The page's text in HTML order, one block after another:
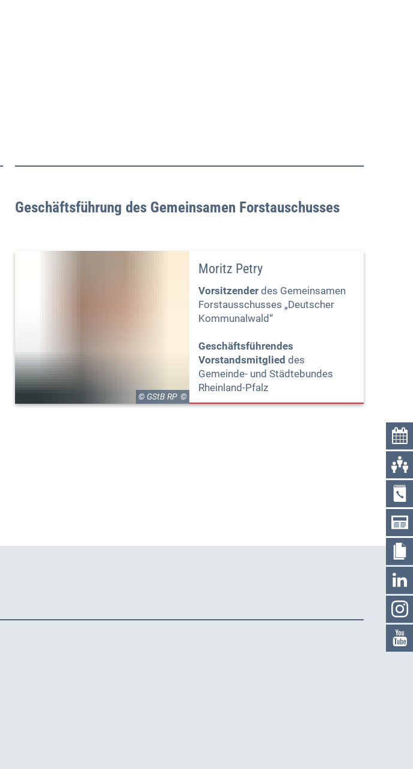
Geschäftsführung des Gemeinsamen Forstauschusses
© GStB RP
Moritz Petry
Vorsitzender des Gemeinsamen
Forstausschusses „Deutscher
Kommunalwald“
Geschäftsführendes
Vorstandsmitglied des
Gemeinde- und Städtebundes
Rheinland-Pfalz